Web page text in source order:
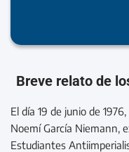
Breve relato de
El día 19 de junio de
Noemí García Niemann,
Estudiantes